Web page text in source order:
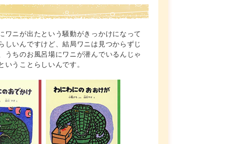
ワニが出たという騒動がきっかけになって
しいんですけど、結局ワニは見つからずじ
うちのお風呂場にワニが潜んでいるんじゃ
うことらしいんです。